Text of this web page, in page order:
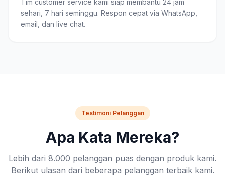
Tim customer service kami siap membantu 24 jam
sehari, 7 hari seminggu. Respon cepat via WhatsApp,
email, dan live chat.
Testimoni Pelanggan
Apa Kata Mereka?
Lebih dari 8.000 pelanggan puas dengan produk kami.
Berikut ulasan dari beberapa pelanggan terbaik kami.